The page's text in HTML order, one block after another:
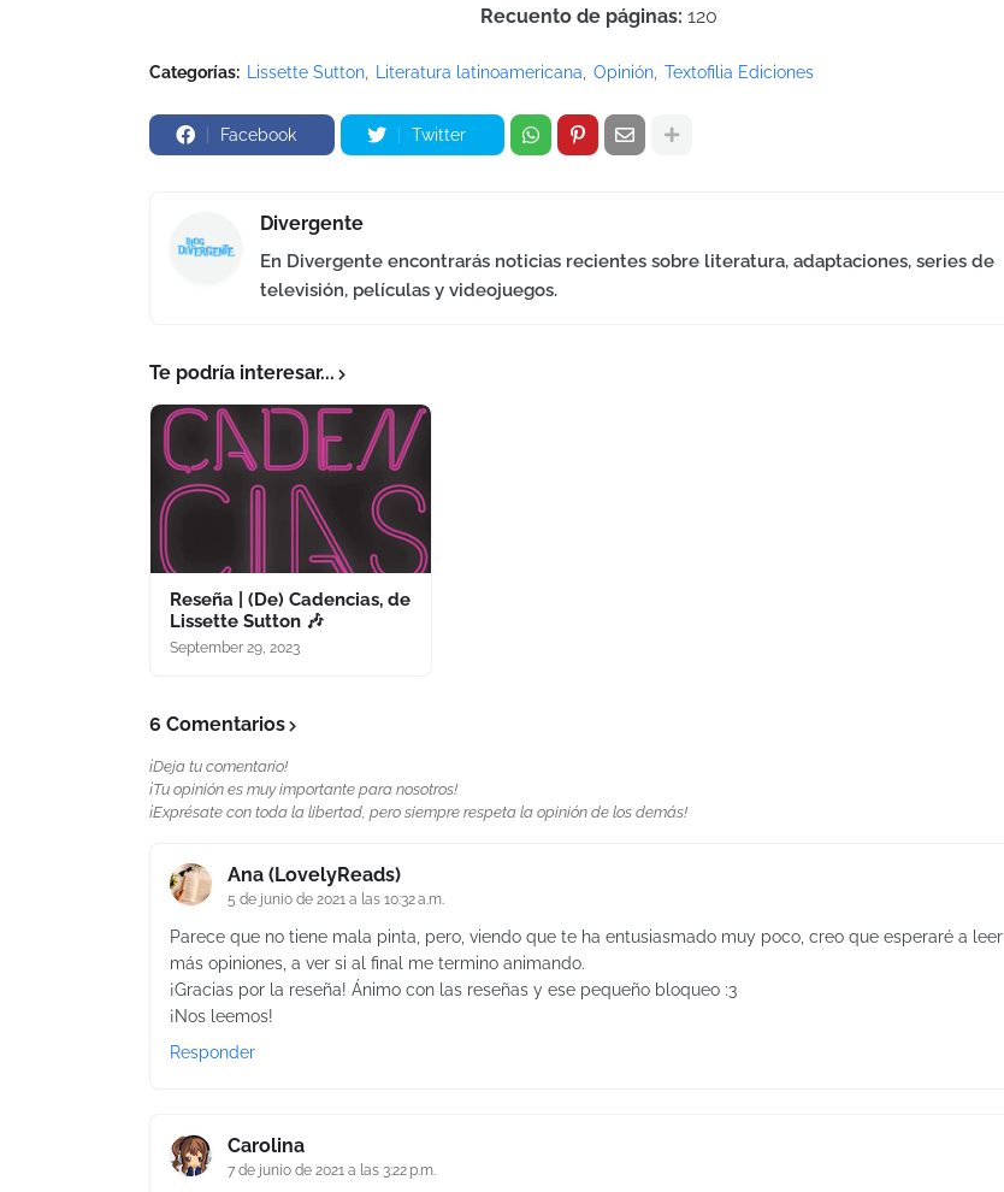
Recuento de páginas: 120
Categorías: Lissette Sutton Literatura latinoamericana Opinión Textofilia Ediciones
Facebook Twitter
Divergente
En Divergente encontrarás noticias recientes sobre literatura, adaptaciones, series de
televisión, películas y videojuegos.
Te podría interesar...
Reseña | (De) Cadencias, de
Lissette Sutton 🎶
September 29, 2023
6 Comentarios
¡Deja tu comentario!
¡Tu opinión es muy importante para nosotros!
¡Exprésate con toda la libertad, pero siempre respeta la opinión de los demás!
Ana (LovelyReads)
5 de junio de 2021 a las 10:32 a.m.
Parece que no tiene mala pinta, pero, viendo que te ha entusiasmado muy poco, creo que esperaré a leer
más opiniones, a ver si al final me termino animando.
¡Gracias por la reseña! Ánimo con las reseñas y ese pequeño bloqueo :3
¡Nos leemos!
Responder
Carolina
7 de junio de 2021 a las 3:22 p.m.